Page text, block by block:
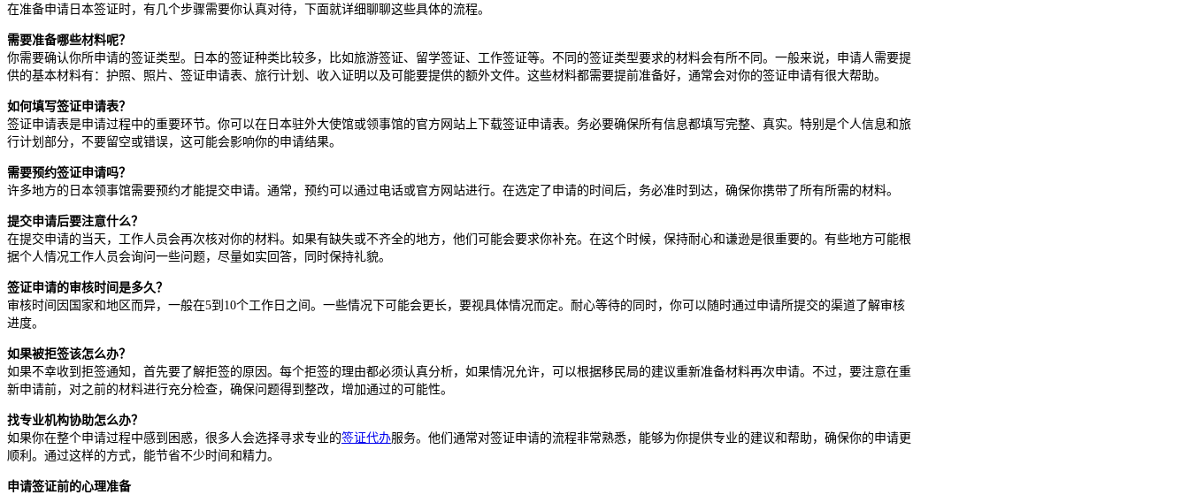
在准备申请日本签证时，有几个步骤需要你认真对待，下面就详细聊聊这些具体的流程。
需要准备哪些材料呢？
你需要确认你所申请的签证类型。日本的签证种类比较多，比如旅游签证、留学签证、工作签证等。不同的签证类型要求的材料会有所不同。一般来说，申请人需要提
供的基本材料有：护照、照片、签证申请表、旅行计划、收入证明以及可能要提供的额外文件。这些材料都需要提前准备好，通常会对你的签证申请有很大帮助。
如何填写签证申请表？
签证申请表是申请过程中的重要环节。你可以在日本驻外大使馆或领事馆的官方网站上下载签证申请表。务必要确保所有信息都填写完整、真实。特别是个人信息和旅
行计划部分，不要留空或错误，这可能会影响你的申请结果。
需要预约签证申请吗？
许多地方的日本领事馆需要预约才能提交申请。通常，预约可以通过电话或官方网站进行。在选定了申请的时间后，务必准时到达，确保你携带了所有所需的材料。
提交申请后要注意什么？
在提交申请的当天，工作人员会再次核对你的材料。如果有缺失或不齐全的地方，他们可能会要求你补充。在这个时候，保持耐心和谦逊是很重要的。有些地方可能根
据个人情况工作人员会询问一些问题，尽量如实回答，同时保持礼貌。
签证申请的审核时间是多久？
审核时间因国家和地区而异，一般在5到10个工作日之间。一些情况下可能会更长，要视具体情况而定。耐心等待的同时，你可以随时通过申请所提交的渠道了解审核
进度。
如果被拒签该怎么办？
如果不幸收到拒签通知，首先要了解拒签的原因。每个拒签的理由都必须认真分析，如果情况允许，可以根据移民局的建议重新准备材料再次申请。不过，要注意在重
新申请前，对之前的材料进行充分检查，确保问题得到整改，增加通过的可能性。
找专业机构协助怎么办？
如果你在整个申请过程中感到困惑，很多人会选择寻求专业的签证代办服务。他们通常对签证申请的流程非常熟悉，能够为你提供专业的建议和帮助，确保你的申请更
顺利。通过这样的方式，能节省不少时间和精力。
申请签证前的心理准备